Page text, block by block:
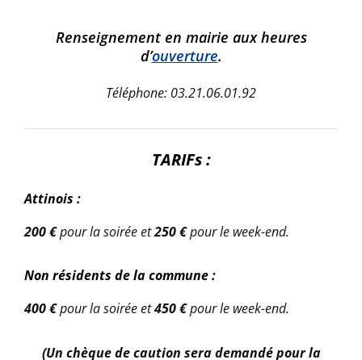
Renseignement en mairie aux heures
d’ouverture.
Téléphone: 03.21.06.01.92
TARIFs :
Attinois :
200 €pour la soirée et250 €pour le week-end.
Non résidents de la commune :
400 €pour la soirée et450 €pour le week-end.
(Un chèque de caution sera demandé pour la